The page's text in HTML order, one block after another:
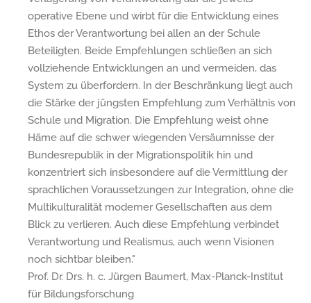
operative Ebene und wirbt für die Entwicklung eines
Ethos der Verantwortung bei allen an der Schule
Beteiligten. Beide Empfehlungen schließen an sich
vollziehende Entwicklungen an und vermeiden, das
System zu überfordern. In der Beschränkung liegt auch
die Stärke der jüngsten Empfehlung zum Verhältnis von
Schule und Migration. Die Empfehlung weist ohne
Häme auf die schwer wiegenden Versäumnisse der
Bundesrepublik in der Migrationspolitik hin und
konzentriert sich insbesondere auf die Vermittlung der
sprachlichen Voraussetzungen zur Integration, ohne die
Multikulturalität moderner Gesellschaften aus dem
Blick zu verlieren. Auch diese Empfehlung verbindet
Verantwortung und Realismus, auch wenn Visionen
noch sichtbar bleiben."
Prof. Dr. Drs. h. c. Jürgen Baumert, Max-Planck-Institut
für Bildungsforschung